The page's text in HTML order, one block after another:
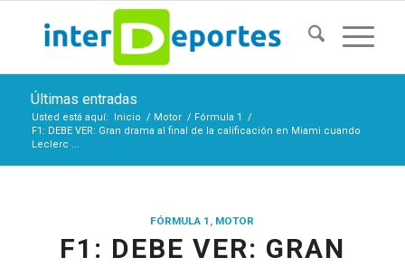
Últimas entradas
Usted está aquí: Inicio / Motor / Fórmula 1
/
F1: DEBE VER: Gran drama al final de la calificación en Miami cuando
Leclerc ...
FÓRMULA 1 , MOTOR
F1: DEBE VER: GRAN